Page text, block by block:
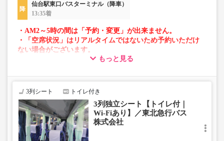
仙台駅東口バスターミナル（降車）
13:35着
・AM2～5時の間は「予約・変更」が出来ません。
・「空席状況」はリアルタイムではないため予約いただけ
ない場合がございます。
・車両は予告なく変更となる場合がございます。これに伴
で、あらかじめご了承ください。
もっと見る
3列シート トイレ付き
3列独立シート【トイレ付｜
Wi-Fiあり】／東北急行バス
株式会社